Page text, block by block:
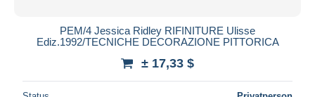
PEM/4 Jessica Ridley RIFINITURE Ulisse
Ediz.1992/TECNICHE DECORAZIONE PITTORICA
± 17,33 $